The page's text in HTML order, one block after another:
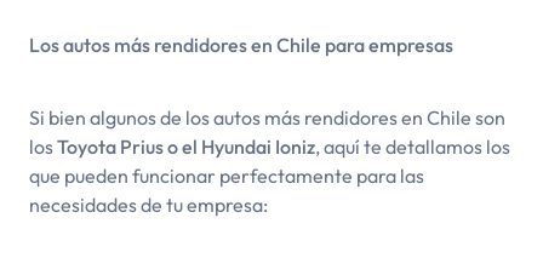
Los autos más rendidores en Chile para empresas
Si bien algunos de los autos más rendidores en Chile son
losToyota Prius o el Hyundai Ioniz, aquí te detallamos los
que pueden funcionar perfectamente para las
necesidades de tu empresa: